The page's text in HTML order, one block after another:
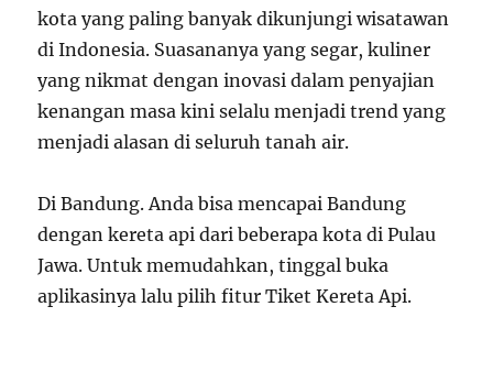
kota yang paling banyak dikunjungi wisatawan
di Indonesia. Suasananya yang segar, kuliner
yang nikmat dengan inovasi dalam penyajian
kenangan masa kini selalu menjadi trend yang
menjadi alasan di seluruh tanah air.
Di Bandung. Anda bisa mencapai Bandung
dengan kereta api dari beberapa kota di Pulau
Jawa. Untuk memudahkan, tinggal buka
aplikasinya lalu pilih fitur Tiket Kereta Api.